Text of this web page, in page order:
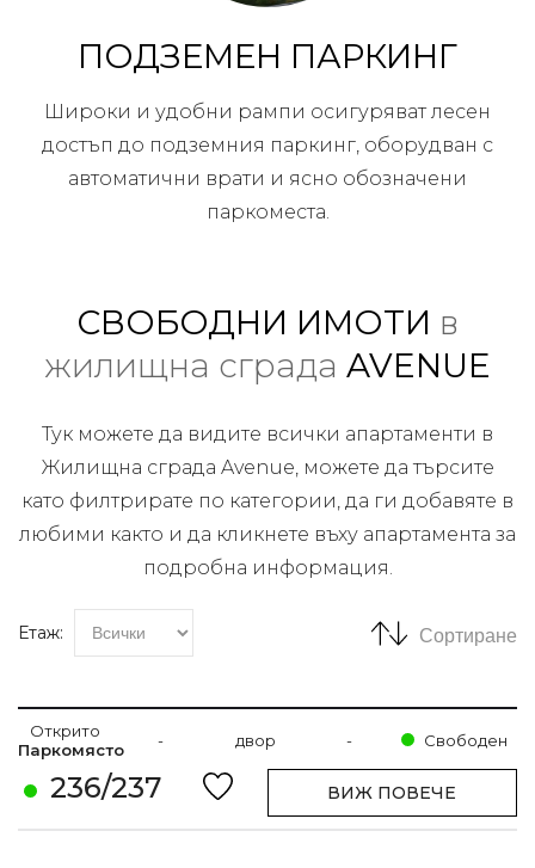
ПОДЗЕМЕН ПАРКИНГ
Широки и удобни рампи осигуряват лесен
достъп до подземния паркинг, оборудван с
автоматични врати и ясно обозначени
паркоместа.
СВОБОДНИ ИМОТИ в
жилищна сграда AVENUE
Тук можете да видите всички апартаменти в
Жилищна сграда Avenue, можете да търсите
като филтрирате по категории, да ги добавяте в
любими както и да кликнете въху апартамента за
подробна информация.
Етаж: Сортиране
236/237
Открито
Паркомясто
- двор - Свободен
ВИЖ ПОВЕЧЕ